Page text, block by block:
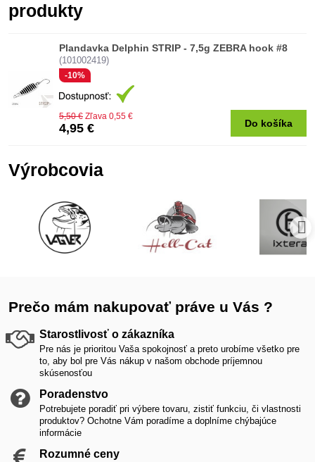
produkty
Plandavka Delphin STRIP - 7,5g ZEBRA hook #8
(101002419)
-10%
4,95 €
5,50 € Zľava 0,55 €
Do košíka
Výrobcovia
Prečo mám nakupovať práve u Vás ?
Starostlivosť o zákazníka
Pre nás je prioritou Vaša spokojnosť a preto urobíme všetko pre
to, aby bol pre Vás nákup v našom obchode príjemnou
skúsenosťou
Poradenstvo
Potrebujete poradiť pri výbere tovaru, zistiť funkciu, či vlastnosti
produktov? Ochotne Vám poradíme a doplníme chýbajúce
informácie
Rozumné ceny